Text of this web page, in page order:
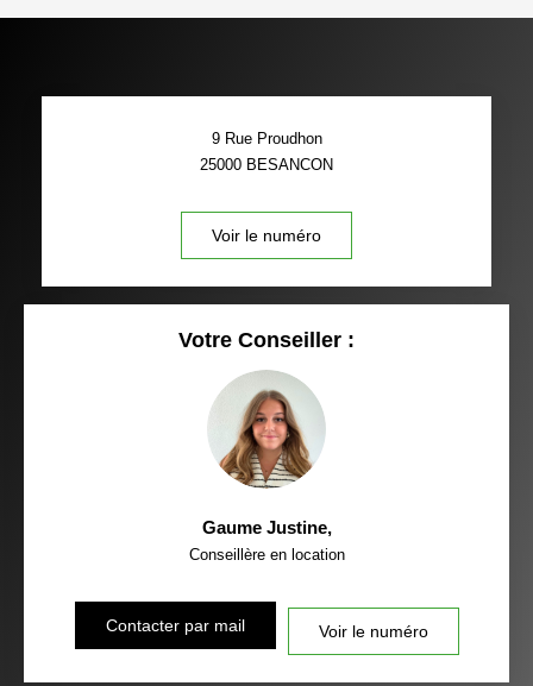
9 Rue Proudhon
25000 BESANCON
Voir le numéro
Votre Conseiller :
Gaume Justine,
Conseillère en location
Contacter par mail Voir le numéro